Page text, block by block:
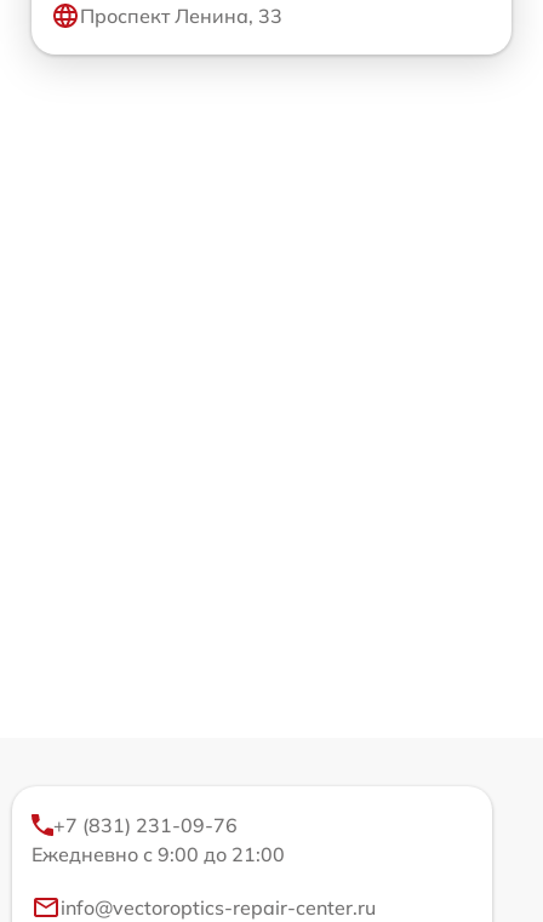
Проспект Ленина, 33
+7 (831) 231-09-76
Ежедневно с 9:00 до 21:00
info@vectoroptics-repair-center.ru